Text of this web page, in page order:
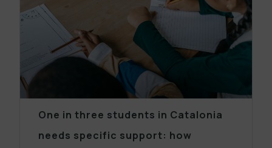
One in three students in Catalonia
needs specific support: how